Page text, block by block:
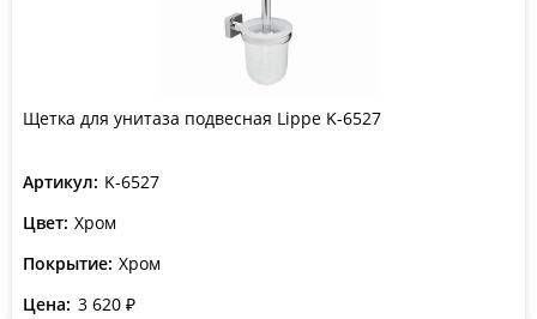
Щетка для унитаза подвесная Lippe K-6527
Артикул: K-6527
Цвет: Хром
Покрытие: Хром
Цена: 3 620 ₽